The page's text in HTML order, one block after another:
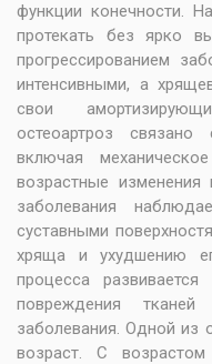
функции конечности.
протекать без ярко
прогрессированием
интенсивными, а
свои
остеоартроз
включая
возрастные изменения
заболевания
суставными
хряща и ухудшению
процесса развивается
повреждения тканей
заболевания. Одной из
возраст. С